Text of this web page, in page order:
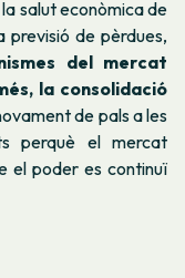
salut econòmica de
previsió de pèrdues,
del mercat
la consolidació
de pals a les
perquè el mercat
el poder es continuï